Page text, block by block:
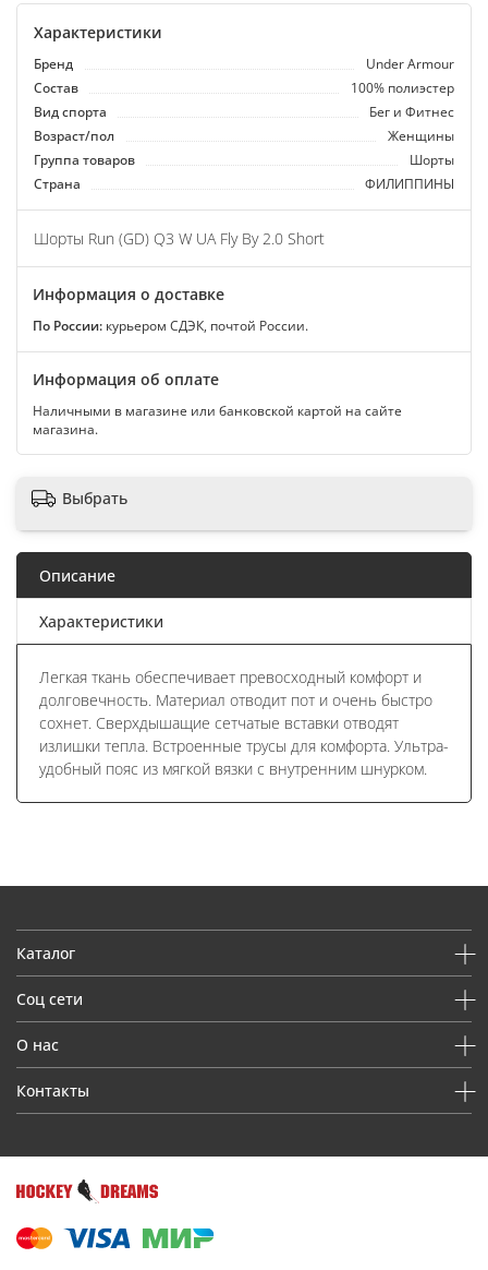
Характеристики
Бренд
Under Armour
Состав
100% полиэстер
Вид спорта
Бег и Фитнес
Возраст/пол
Женщины
Группа товаров
Шорты
Страна
ФИЛИППИНЫ
Шорты Run (GD) Q3 W UA Fly By 2.0 Short
Информация о доставке
По России: курьером СДЭК, почтой России.
Информация об оплате
Наличными в магазине или банковской картой на сайте
магазина.
Выбрать
Описание
Характеристики
Легкая ткань обеспечивает превосходный комфорт и
долговечность. Материал отводит пот и очень быстро
сохнет. Сверхдышащие сетчатые вставки отводят
излишки тепла. Встроенные трусы для комфорта. Ультра-
удобный пояс из мягкой вязки с внутренним шнурком.
Каталог
Соц сети
О нас
Контакты